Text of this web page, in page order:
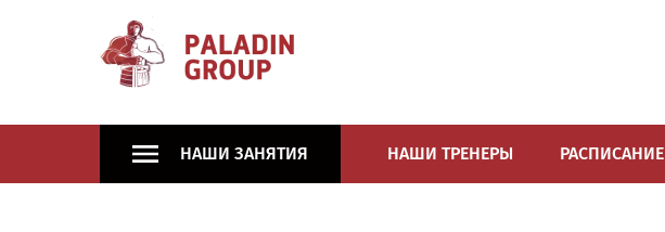
НАШИ ЗАНЯТИЯ НАШИ ТРЕНЕРЫ РАСПИСАНИЕ